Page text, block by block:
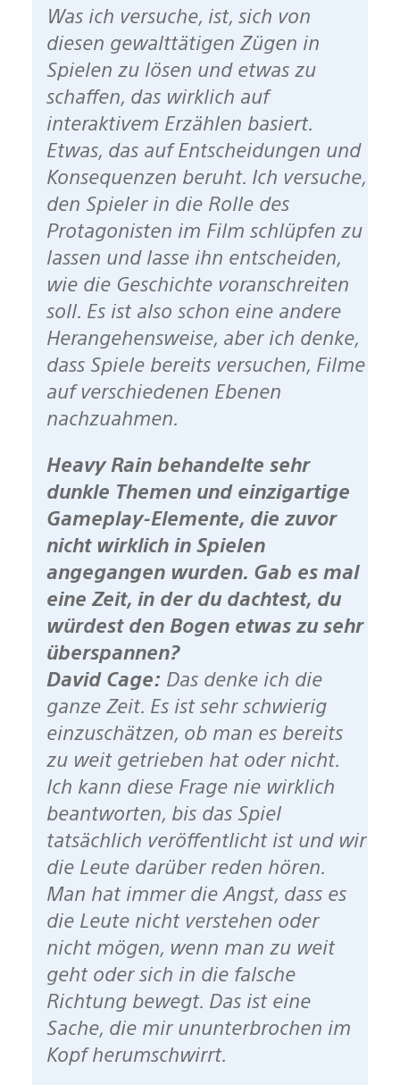
Was ich versuche, ist, sich von
diesen gewalttätigen Zügen in
Spielen zu lösen und etwas zu
schaffen, das wirklich auf
interaktivem Erzählen basiert.
Etwas, das auf Entscheidungen und
Konsequenzen beruht. Ich versuche,
den Spieler in die Rolle des
Protagonisten im Film schlüpfen zu
lassen und lasse ihn entscheiden,
wie die Geschichte voranschreiten
soll. Es ist also schon eine andere
Herangehensweise, aber ich denke,
dass Spiele bereits versuchen, Filme
auf verschiedenen Ebenen
nachzuahmen.
Heavy Rain behandelte sehr
dunkle Themen und einzigartige
Gameplay-Elemente, die zuvor
nicht wirklich in Spielen
angegangen wurden. Gab es mal
eine Zeit, in der du dachtest, du
würdest den Bogen etwas zu sehr
überspannen?
David Cage: Das denke ich die
ganze Zeit. Es ist sehr schwierig
einzuschätzen, ob man es bereits
zu weit getrieben hat oder nicht.
Ich kann diese Frage nie wirklich
beantworten, bis das Spiel
tatsächlich veröffentlicht ist und wir
die Leute darüber reden hören.
Man hat immer die Angst, dass es
die Leute nicht verstehen oder
nicht mögen, wenn man zu weit
geht oder sich in die falsche
Richtung bewegt. Das ist eine
Sache, die mir ununterbrochen im
Kopf herumschwirrt.